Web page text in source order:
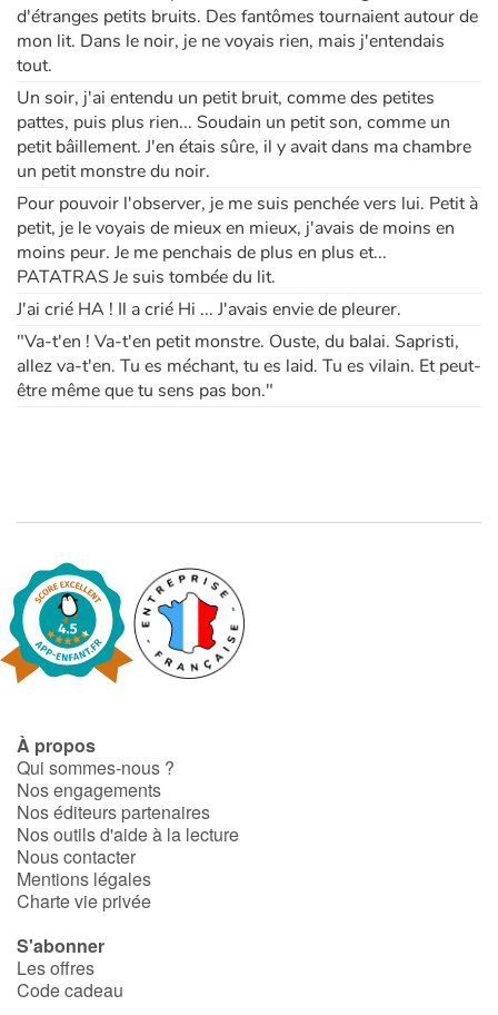
Blog
Actualités
Par thématique
Rencontres et témoignages
Contes d'ici et d'ailleurs
Autour de la lecture
Apprendre à lire
Dyslexie, troubles de la lecture
Nos listes de lecture
Coups de coeur
d'étranges petits bruits. Des fantômes tournaient autour de
mon lit. Dans le noir, je ne voyais rien, mais j'entendais
tout.
Un soir, j'ai entendu un petit bruit, comme des petites
pattes, puis plus rien... Soudain un petit son, comme un
petit bâillement. J'en étais sûre, il y avait dans ma chambre
un petit monstre du noir.
Pour pouvoir l'observer, je me suis penchée vers lui. Petit à
petit, je le voyais de mieux en mieux, j'avais de moins en
moins peur. Je me penchais de plus en plus et...
PATATRAS Je suis tombée du lit.
J'ai crié HA ! Il a crié Hi ... J'avais envie de pleurer.
"Va-t'en ! Va-t'en petit monstre. Ouste, du balai. Sapristi,
allez va-t'en. Tu es méchant, tu es laid. Tu es vilain. Et peut-
être même que tu sens pas bon."
À propos
Qui sommes-nous ?
Nos engagements
Nos éditeurs partenaires
Nos outils d'aide à la lecture
Nous contacter
Mentions légales
Charte vie privée
S'abonner
Les offres
Code cadeau